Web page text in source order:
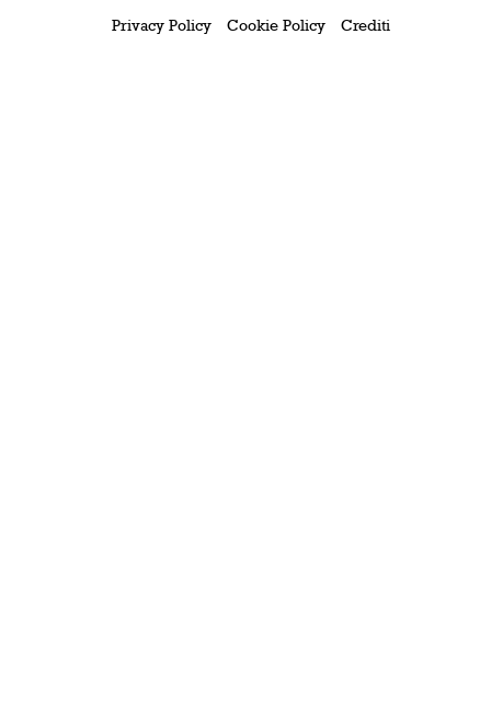
Privacy Policy Cookie Policy Crediti